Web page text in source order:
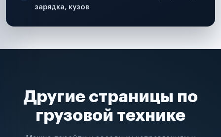
зарядка, кузов
Другие страницы по
грузовой технике